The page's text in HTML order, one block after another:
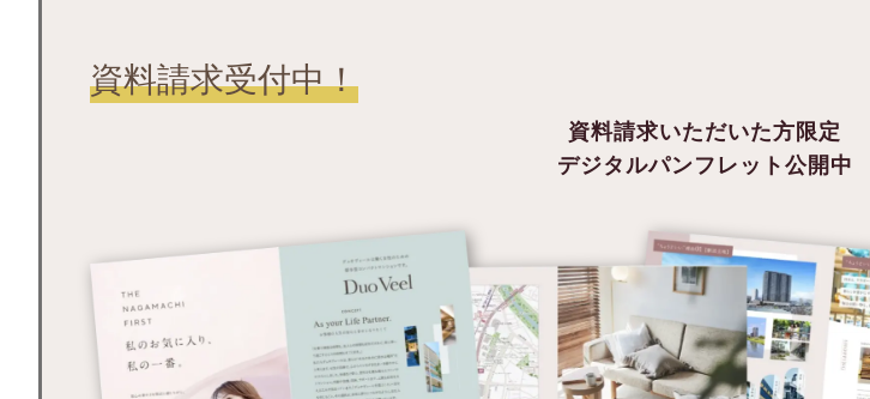
資料請求受付中！
資料請求いただいた方限定
デジタルパンフレット公開中